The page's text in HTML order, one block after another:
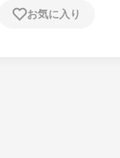
お気に入り